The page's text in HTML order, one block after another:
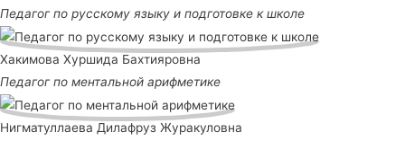
Педагог по русскому языку и подготовке к школе
Хакимова Хуршида Бахтияровна
Педагог по ментальной арифметике
Нигматуллаева Дилафруз Журакуловна